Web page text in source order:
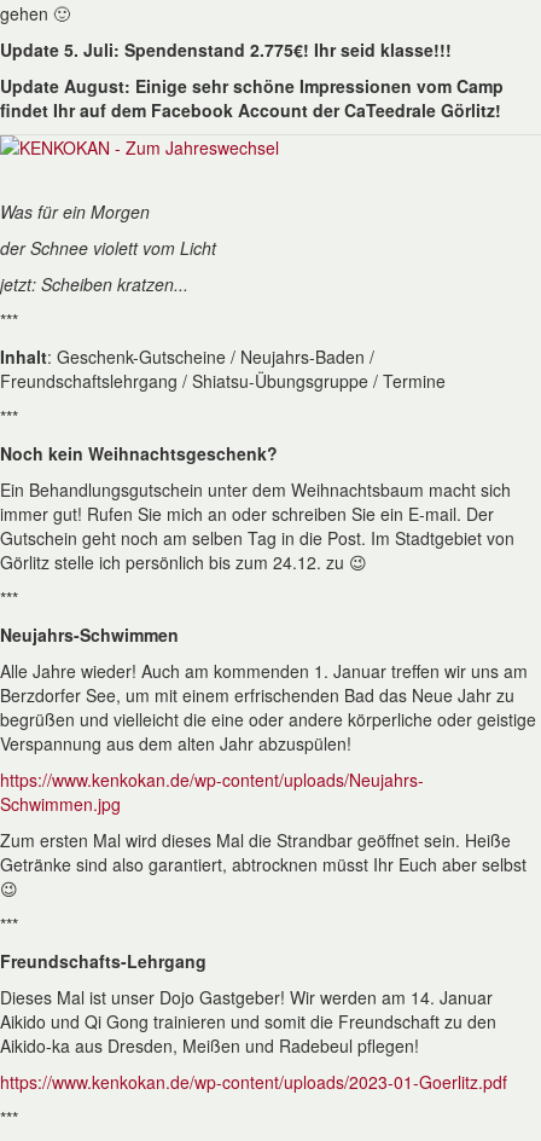
gehen 🙂
Update 5. Juli: Spendenstand 2.775€! Ihr seid klasse!!!
Update August: Einige sehr schöne Impressionen vom Camp
findet Ihr auf dem Facebook Account der CaTeedrale Görlitz!
Was für ein Morgen
der Schnee violett vom Licht
jetzt: Scheiben kratzen...
***
Inhalt: Geschenk-Gutscheine / Neujahrs-Baden /
Freundschaftslehrgang / Shiatsu-Übungsgruppe / Termine
***
Noch kein Weihnachtsgeschenk?
Ein Behandlungsgutschein unter dem Weihnachtsbaum macht sich
immer gut! Rufen Sie mich an oder schreiben Sie ein E-mail. Der
Gutschein geht noch am selben Tag in die Post. Im Stadtgebiet von
Görlitz stelle ich persönlich bis zum 24.12. zu 😉
***
Neujahrs-Schwimmen
Alle Jahre wieder! Auch am kommenden 1. Januar treffen wir uns am
Berzdorfer See, um mit einem erfrischenden Bad das Neue Jahr zu
begrüßen und vielleicht die eine oder andere körperliche oder geistige
Verspannung aus dem alten Jahr abzuspülen!
https://www.kenkokan.de/wp-content/uploads/Neujahrs-
Schwimmen.jpg
Zum ersten Mal wird dieses Mal die Strandbar geöffnet sein. Heiße
Getränke sind also garantiert, abtrocknen müsst Ihr Euch aber selbst
😉
***
Freundschafts-Lehrgang
Dieses Mal ist unser Dojo Gastgeber! Wir werden am 14. Januar
Aikido und Qi Gong trainieren und somit die Freundschaft zu den
Aikido-ka aus Dresden, Meißen und Radebeul pflegen!
https://www.kenkokan.de/wp-content/uploads/2023-01-Goerlitz.pdf
***